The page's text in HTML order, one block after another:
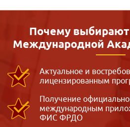
Почему выбирают
Международной
Актуальное и
лицензированным
Получение
международным
ФИС ФРДО